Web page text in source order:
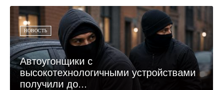
НОВОСТЬ
Автоугонщики с
высокотехнологичными устройствами
получили до...